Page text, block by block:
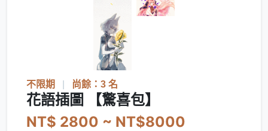
不限期 尚餘：3 名
花語插圖 【驚喜包】
NT$ 2800 ~ NT$8000